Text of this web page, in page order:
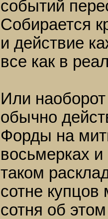
событий
Собирается
и действие
все как в
Или
обычно
Форды на
восьмерках
таком
сотне
сотня об